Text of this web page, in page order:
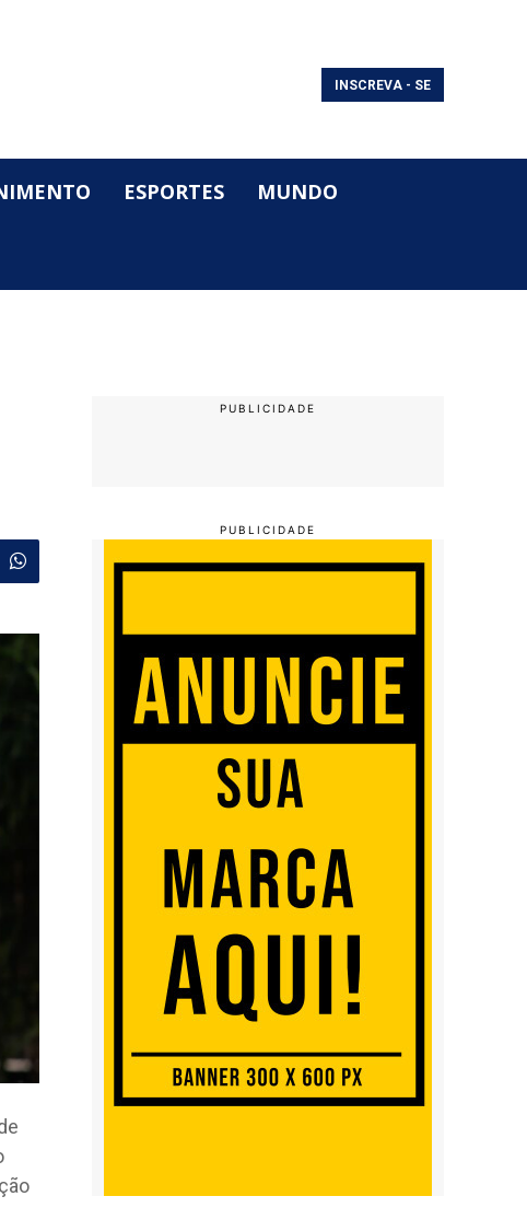
INSCREVA - SE
ESPORTES MUNDO